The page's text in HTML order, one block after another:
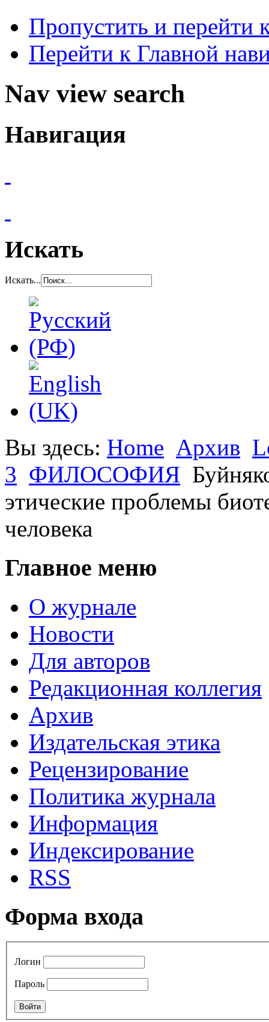
Пропустить и перейти
Перейти к Главной
Nav view search
Навигация
Искать
Искать...
Вы здесь: Home Архив
3 ФИЛОСОФИЯ
этические проблемы
человека
Главное меню
О журнале
Новости
Для авторов
Редакционная коллегия
Архив
Издательская этика
Рецензирование
Политика журнала
Информация
Индексирование
RSS
Форма входа
Логин
Пароль